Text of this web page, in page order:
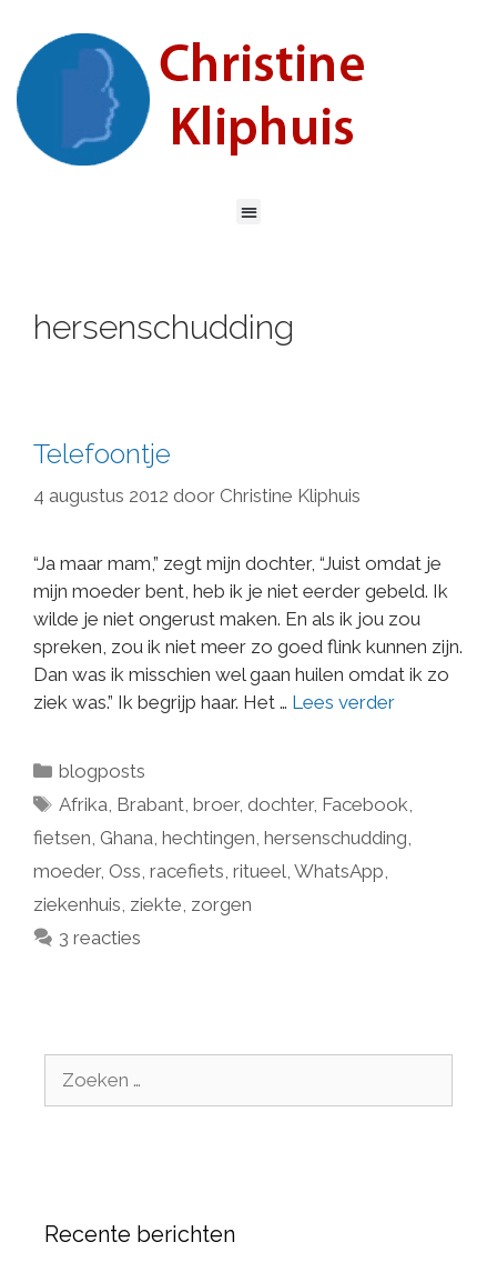
hersenschudding
Telefoontje
4 augustus 2012 door Christine Kliphuis
“Ja maar mam,” zegt mijn dochter, “Juist omdat je
mijn moeder bent, heb ik je niet eerder gebeld. Ik
wilde je niet ongerust maken. En als ik jou zou
spreken, zou ik niet meer zo goed flink kunnen zijn.
Dan was ik misschien wel gaan huilen omdat ik zo
ziek was.” Ik begrijp haar. Het … Lees verder
blogposts
Afrika, Brabant,broer,dochter, Facebook,
fietsen, Ghana, hechtingen, hersenschudding,
moeder, Oss, racefiets, ritueel, WhatsApp,
ziekenhuis, ziekte, zorgen
3 reacties
Recente berichten